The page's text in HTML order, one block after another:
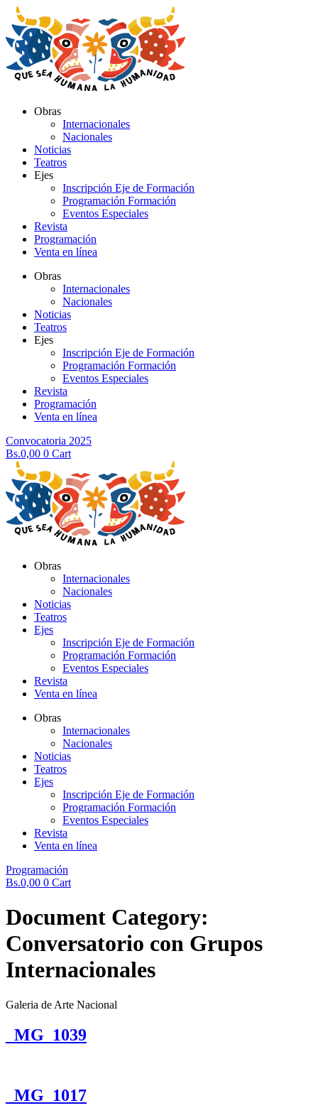
al
contenido
Obras
Internacionales
Nacionales
Noticias
Teatros
Ejes
Inscripción Eje de Formación
Programación Formación
Eventos Especiales
Revista
Programación
Venta en línea
Obras
Internacionales
Nacionales
Noticias
Teatros
Ejes
Inscripción Eje de Formación
Programación Formación
Eventos Especiales
Revista
Programación
Venta en línea
Convocatoria 2025
Bs.0,00 0 Cart
Obras
Internacionales
Nacionales
Noticias
Teatros
Ejes
Inscripción Eje de Formación
Programación Formación
Eventos Especiales
Revista
Venta en línea
Obras
Internacionales
Nacionales
Noticias
Teatros
Ejes
Inscripción Eje de Formación
Programación Formación
Eventos Especiales
Revista
Venta en línea
Programación
Bs.0,00 0 Cart
Document Category:
Conversatorio con Grupos
Internacionales
Galeria de Arte Nacional
_MG_1039
_MG_1017